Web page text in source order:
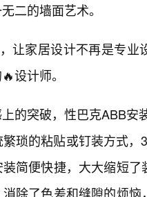
二的墙面艺术。
让家居设计不再是专
设计师。
的突破，性巴克ABB安
琐的粘贴或钉装方式，
简便快捷，大大缩短
除了色差和缝隙的烦